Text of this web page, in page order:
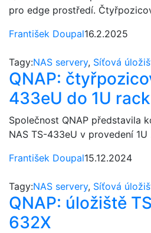
pro edge prostředí.
František Doupal16.2.2025
Tagy:NAS servery, Síťová
QNAP:
433eU do 1U
Společnost QNAP představila
NAS TS-433eU v provedení 1U
František Doupal15.12.2024
Tagy:NAS servery, Síťová
QNAP: úložiště
632X